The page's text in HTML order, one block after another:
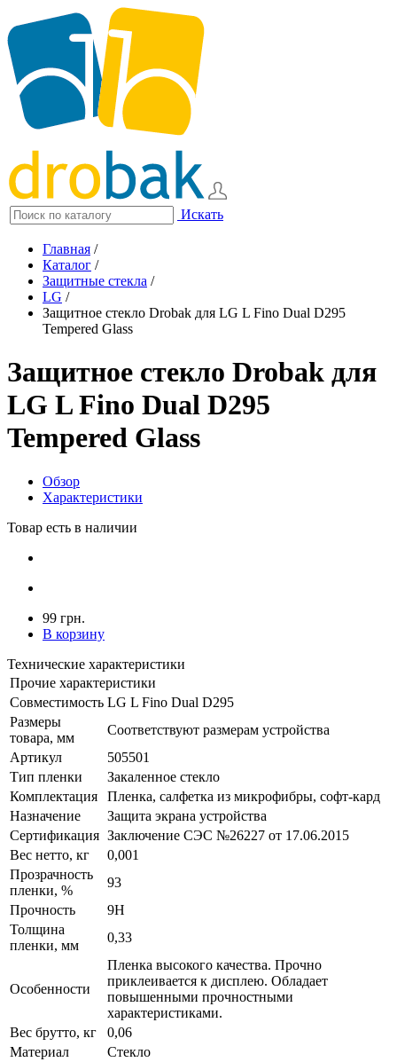
Искать
Главная /
Каталог /
Защитные стекла /
LG /
Защитное стекло Drobak для LG L Fino Dual D295
Tempered Glass
Защитное стекло Drobak для
LG L Fino Dual D295
Tempered Glass
Обзор
Характеристики
Товар есть в наличии
99 грн.
В корзину
Технические характеристики
Прочие характеристики
Совместимость LG L Fino Dual D295
Размеры
товара, мм
Соответствуют размерам устройства
Артикул
505501
Тип пленки
Закаленное стекло
Комплектация
Пленка, салфетка из микрофибры, софт-кард
Назначение
Защита экрана устройства
Сертификация Заключение СЭС №26227 от 17.06.2015
Вес нетто, кг
0,001
Прозрачность
пленки, %
93
Прочность
9H
Толщина
пленки, мм
0,33
Особенности
Пленка высокого качества. Прочно
приклеивается к дисплею. Обладает
повышенными прочностными
характеристиками.
Вес брутто, кг
0,06
Материал
Стекло